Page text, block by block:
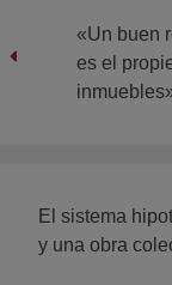
«Un buen
es el
El sistema
y una obra